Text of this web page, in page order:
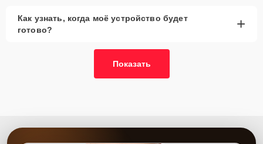
Как узнать, когда моё устройство будет
готово?
+
Показать